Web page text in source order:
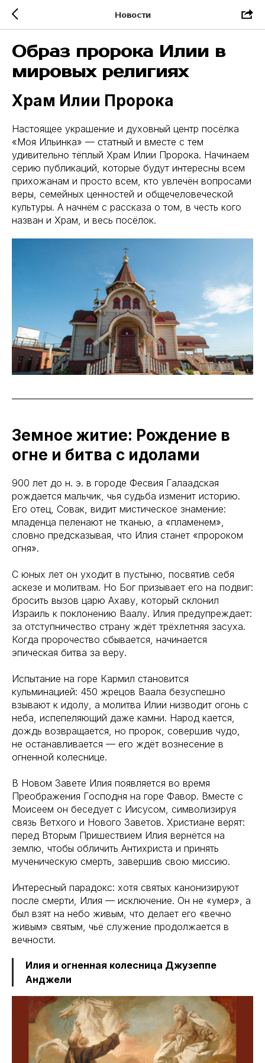
Новости
Образ пророка Илии в
мировых религиях
Храм Илии Пророка
Настоящее украшение и духовный центр посёлка
«Моя Ильинка» — статный и вместе с тем
удивительно тёплый Храм Илии Пророка. Начинаем
серию публикаций, которые будут интересны всем
прихожанам и просто всем, кто увлечён вопросами
веры, семейных ценностей и общечеловеческой
культуры. А начнём с рассказа о том, в честь кого
назван и Храм, и весь посёлок.
Земное житие: Рождение в
огне и битва с идолами
900 лет до н. э. в городе Фесвия Галаадская
рождается мальчик, чья судьба изменит историю.
Его отец, Совак, видит мистическое знамение:
младенца пеленают не тканью, а «пламенем»,
словно предсказывая, что Илия станет «пророком
огня».
С юных лет он уходит в пустыню, посвятив себя
аскезе и молитвам. Но Бог призывает его на подвиг:
бросить вызов царю Ахаву, который склонил
Израиль к поклонению Ваалу. Илия предупреждает:
за отступничество страну ждёт трёхлетняя засуха.
Когда пророчество сбывается, начинается
эпическая битва за веру.
Испытание на горе Кармил становится
кульминацией: 450 жрецов Ваала безуспешно
взывают к идолу, а молитва Илии низводит огонь с
неба, испепеляющий даже камни. Народ кается,
дождь возвращается, но пророк, совершив чудо,
не останавливается — его ждёт вознесение в
огненной колеснице.
В Новом Завете Илия появляется во время
Преображения Господня на горе Фавор. Вместе с
Моисеем он беседует с Иисусом, символизируя
связь Ветхого и Нового Заветов. Христиане верят:
перед Вторым Пришествием Илия вернётся на
землю, чтобы обличить Антихриста и принять
мученическую смерть, завершив свою миссию.
Интересный парадокс: хотя святых канонизируют
после смерти, Илия — исключение. Он не «умер», а
был взят на небо живым, что делает его «вечно
живым» святым, чьё служение продолжается в
вечности.
Илия и огненная колесница Джузеппе
Анджели